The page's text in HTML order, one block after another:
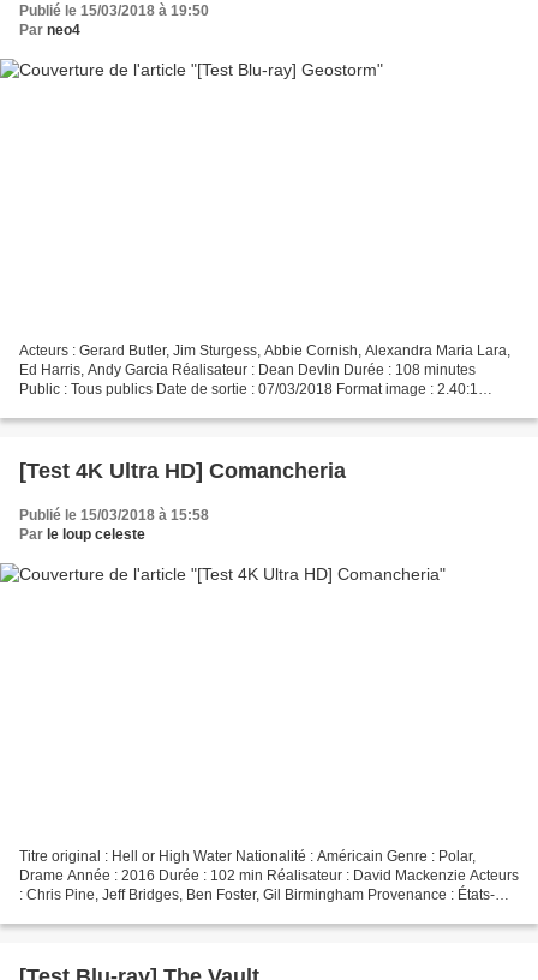
Publié le 15/03/2018 à 19:50
Par neo4
Acteurs : Gerard Butler, Jim Sturgess, Abbie Cornish, Alexandra Maria Lara,
Ed Harris, Andy Garcia Réalisateur : Dean Devlin Durée : 108 minutes
Public : Tous publics Date de sortie : 07/03/2018 Format image : 2.40:1
[Test 4K Ultra HD] Comancheria
Publié le 15/03/2018 à 15:58
Par le loup celeste
Titre original : Hell or High Water Nationalité : Américain Genre : Polar,
Drame Année : 2016 Durée : 102 min Réalisateur : David Mackenzie Acteurs
: Chris Pine, Jeff Bridges, Ben Foster, Gil Birmingham Provenance : États-